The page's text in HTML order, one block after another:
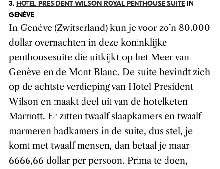
3. HOTEL PRESIDENT WILSON ROYAL PENTHOUSE SUITEIN
GENÈVE
In Genève (Zwitserland) kun je voor zo’n 80.000
dollar overnachten in deze koninklijke
penthousesuite die uitkijkt op het Meer van
Genève en de Mont Blanc. De suite bevindt zich
op de achtste verdieping van Hotel President
Wilson en maakt deel uit van de hotelketen
Marriott. Er zitten twaalf slaapkamers en twaalf
marmeren badkamers in de suite, dus stel, je
komt met twaalf mensen, dan betaal je maar
6666,66 dollar per persoon. Prima te doen,